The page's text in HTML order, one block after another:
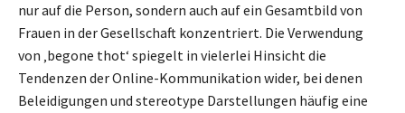
nur auf die Person, sondern auch auf ein Gesamtbild von
Frauen in der Gesellschaft konzentriert. Die Verwendung
von ‚begone thot‘ spiegelt in vielerlei Hinsicht die
Tendenzen der Online-Kommunikation wider, bei denen
Beleidigungen und stereotype Darstellungen häufig eine